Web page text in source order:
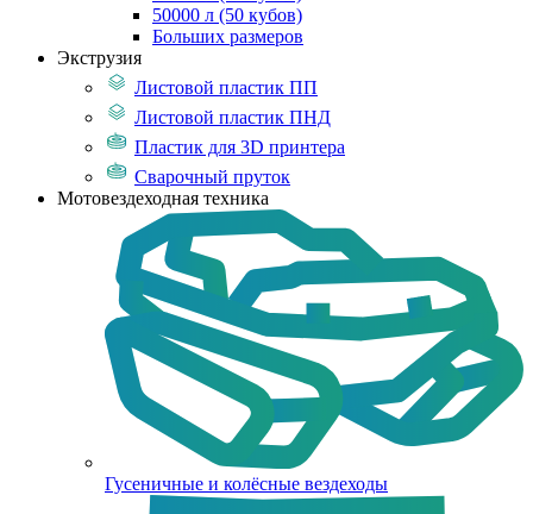
50000 л (50 кубов)
Больших размеров
Экструзия
Листовой пластик ПП
Листовой пластик ПНД
Пластик для 3D принтера
Сварочный пруток
Мотовездеходная техника
Гусеничные и колёсные вездеходы